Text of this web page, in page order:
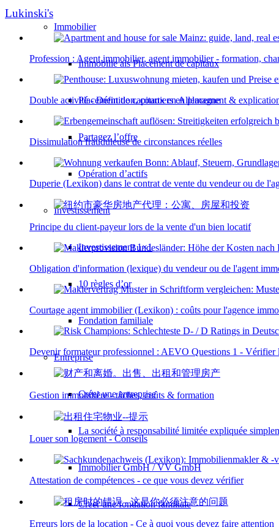
Immobilier
Immobilie als Placement de capitaux
Placement de capitaux en Allemagne
Partagez l’offre
Opération d’actifs
Investissement
Investissement 1×1
10 règles d’or
Fondation familiale
Entreprise
Créer une entreprise
La société à responsabilité limitée expliquée
Immobilier GmbH / VV GmbH
Créer une fondation familiale
Lukinski's
Profession : Agent immobilier, agent immobilier - formation,
Double activité - Définition, courtiers en placement &
Dissimulation frauduleuse de circonstances réelles
Duperie (Lexikon) dans le contrat de vente du vendeur ou de
Principe du client-payeur lors de la vente d'un bien locatif
Obligation d'information (lexique) du vendeur ou de l'agent
Courtage agent immobilier (Lexikon) : coûts pour l'agence
Devenir formateur professionnel : AEVO Questions 1 -
Gestion immobilière - tâches, coûts & formation
Louer son logement - Conseils
Attestation de compétences - ce que vous devez vérifier
Erreurs lors de la location - Ce à quoi vous devez faire attention